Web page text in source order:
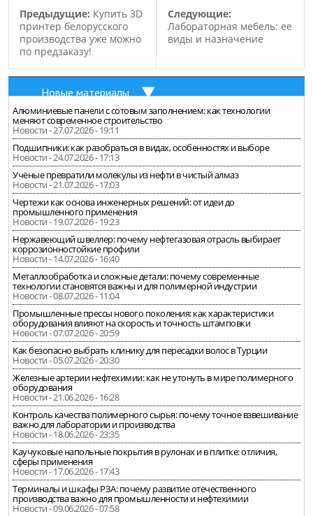
Предыдущие: Купить 3D
принтер белорусского
производства уже можно
по предзаказу!
Следующие:
Лабораторная мебель: ее
виды и назначение
Новые материалы
Алюминиевые панели с сотовым заполнением: как технологии
меняют современное строительство
Новости - 27.07.2026 - 19:11
Подшипники: как разобраться в видах, особенностях и выборе
Новости - 24.07.2026 - 17:13
Учёные превратили молекулы из нефти в чистый алмаз
Новости - 21.07.2026 - 17:03
Чертежи как основа инженерных решений: от идеи до
промышленного применения
Новости - 19.07.2026 - 19:23
Нержавеющий швеллер: почему нефтегазовая отрасль выбирает
коррозионностойкие профили
Новости - 14.07.2026 - 16:40
Металлообработка и сложные детали: почему современные
технологии становятся важны и для полимерной индустрии
Новости - 08.07.2026 - 11:04
Промышленные прессы нового поколения: как характеристики
оборудования влияют на скорость и точность штамповки
Новости - 07.07.2026 - 20:59
Как безопасно выбрать клинику для пересадки волос в Турции
Новости - 05.07.2026 - 20:30
Железные артерии нефтехимии: как не утонуть в мире полимерного
оборудования
Новости - 21.06.2026 - 16:28
Контроль качества полимерного сырья: почему точное взвешивание
важно для лаборатории и производства
Новости - 18.06.2026 - 23:35
Каучуковые напольные покрытия в рулонах и в плитке: отличия,
сферы применения
Новости - 17.06.2026 - 17:43
Терминалы и шкафы РЗА: почему развитие отечественного
производства важно для промышленности и нефтехимии
Новости - 09.06.2026 - 07:58